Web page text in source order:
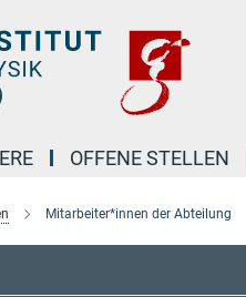
OFFENE STELLEN
Mitarbeiter*innen der Abteilung